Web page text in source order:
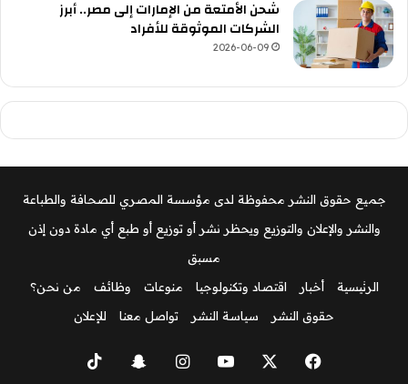
شحن الأمتعة من الإمارات إلى مصر.. أبرز
الشركات الموثوقة للأفراد
2026-06-09
جميع حقوق النشر محفوظة لدى مؤسسة المصري للصحافة والطباعة
والنشر والإعلان والتوزيع ويحظر نشر أو توزيع أو طبع أي مادة دون إذن
مسبق
الرئيسية
أخبار اقتصاد وتكنولوجيا منوعات وظائف
من نحن؟
حقوق النشر
سياسة النشر تواصل معنا للإعلان
فيسبوك ‫YouTubeانستقرامسناب